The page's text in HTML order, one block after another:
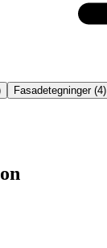
Fasadetegninger(4)